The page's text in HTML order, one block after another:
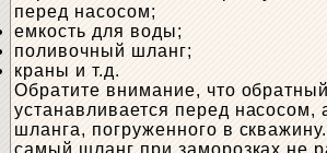
перед насосом;
емкость для воды;
поливочный шланг;
краны и т.д.
Обратите внимание, что
устанавливается перед насосом,
шланга, погруженного в
самый шланг при заморозках не